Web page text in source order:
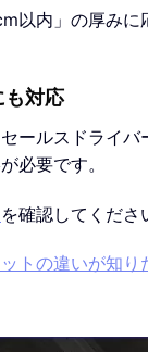
以内」の厚み
も対応
ールスドライバ
必要です。
を確認してくださ
トの違いが知